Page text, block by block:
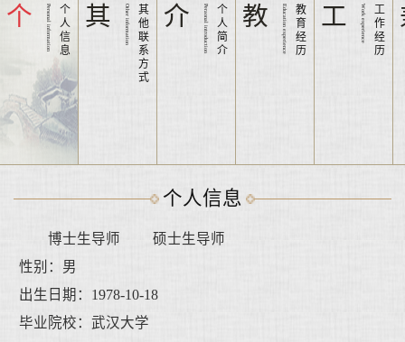
个 Personal information
个
人
信
息
其 Other information
其
他
联
系
方
式
介 Peraonal introduction
个
人
简
介
教 Education experience
教
育
经
历
工 Work experience
工
作
经
历
个人信息
博士生导师 硕士生导师
性别：男
出生日期：1978-10-18
毕业院校：武汉大学